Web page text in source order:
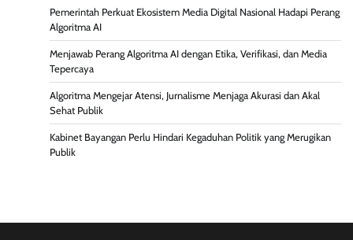
Pemerintah Perkuat Ekosistem Media Digital Nasional Hadapi Perang
Algoritma AI
Menjawab Perang Algoritma AI dengan Etika, Verifikasi, dan Media
Tepercaya
Algoritma Mengejar Atensi, Jurnalisme Menjaga Akurasi dan Akal
Sehat Publik
Kabinet Bayangan Perlu Hindari Kegaduhan Politik yang Merugikan
Publik